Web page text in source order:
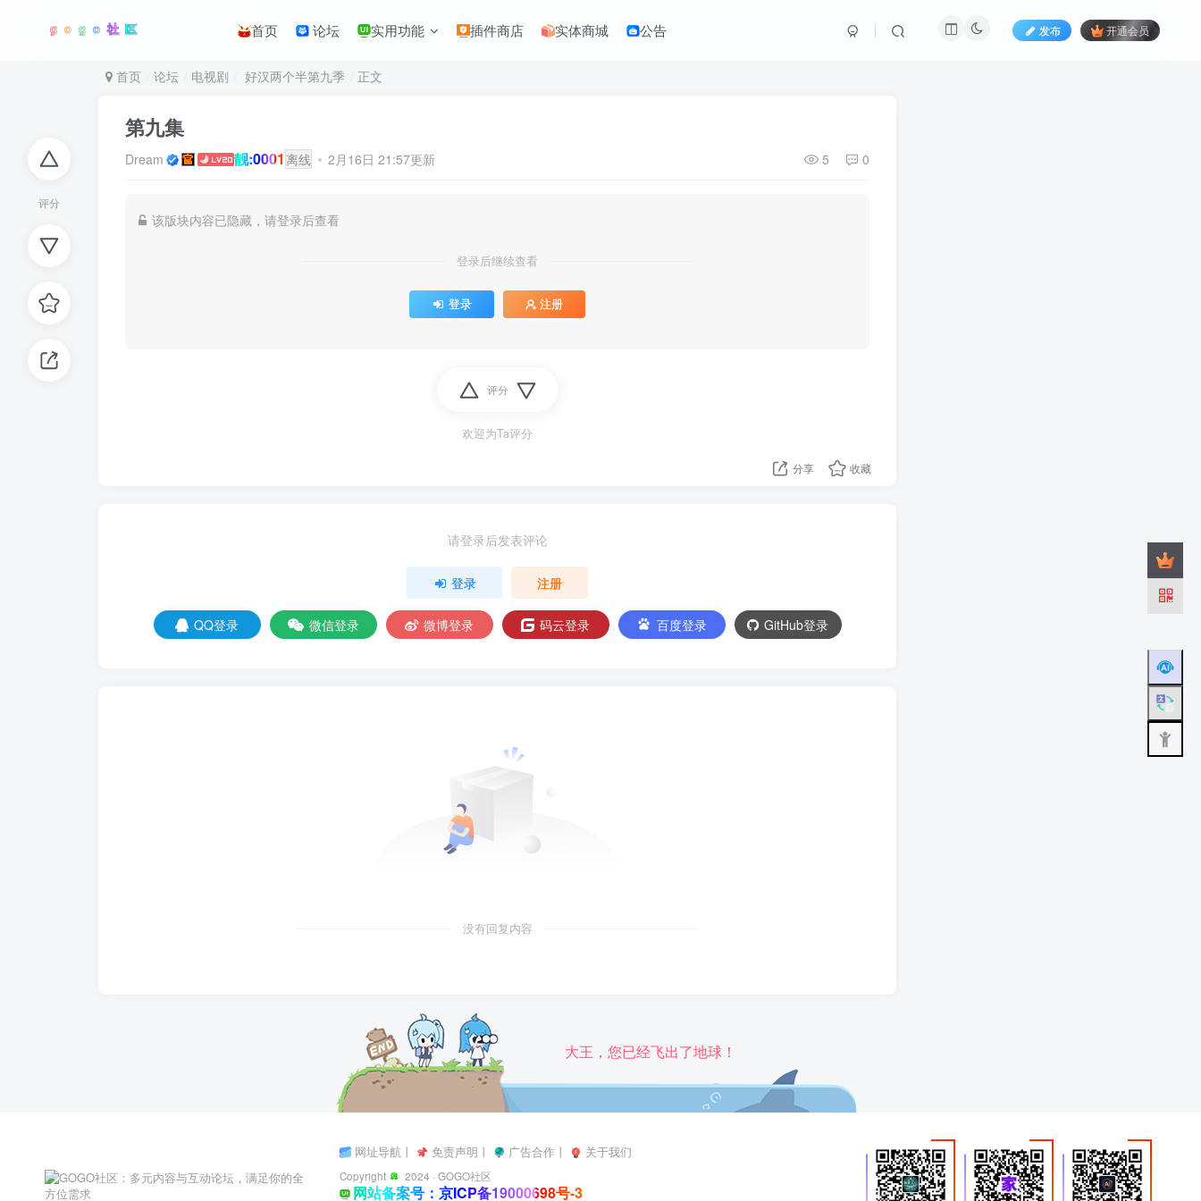
首页 论坛 实用功能 插件商店 实体商城 公告 发布 开通会员
评分
首页 论坛 电视剧 好汉两个半第九季 正文
第九集
Dream 靓:0001 离线 2月16日 21:57更新 5 0
该版块内容已隐藏，请登录后查看
登录后继续查看
登录 注册
评分
欢迎为Ta评分
分享 收藏
请登录后发表评论
登录 注册
QQ登录 微信登录 微博登录 码云登录 百度登录 GitHub登录
没有回复内容
大王，您已经飞出了地球！
网址导航 丨 免责声明 丨 广告合作 丨 关于我们
Copyright 2024 · GOGO社区
网站备案号：京ICP备19000698号-3